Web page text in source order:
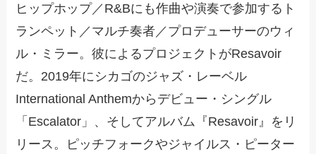
ヒップホップ／R&Bにも作曲や演奏で参加するト
ランペット／マルチ奏者／プロデューサーのウィ
ル・ミラー。彼によるプロジェクトがResavoir
だ。2019年にシカゴのジャズ・レーベル
International Anthemからデビュー・シングル
「Escalator」、そしてアルバム『Resavoir』をリ
リース。ピッチフォークやジャイルス・ピーター